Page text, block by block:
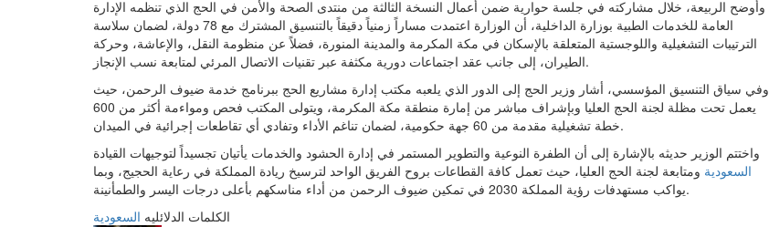
وأوضح الربيعة، خلال مشاركته في جلسة حوارية ضمن أعمال النسخة الثالثة من منتدى الصحة والأمن في الحج الذي تنظمه الإدارة
العامة للخدمات الطبية بوزارة الداخلية، أن الوزارة اعتمدت مساراً زمنياً دقيقاً بالتنسيق المشترك مع 78 دولة، لضمان سلاسة
الترتيبات التشغيلية واللوجستية المتعلقة بالإسكان في مكة المكرمة والمدينة المنورة، فضلاً عن منظومة النقل، والإعاشة، وحركة
الطيران، إلى جانب عقد اجتماعات دورية مكثفة عبر تقنيات الاتصال المرئي لمتابعة نسب الإنجاز.
وفي سياق التنسيق المؤسسي، أشار وزير الحج إلى الدور الذي يلعبه مكتب إدارة مشاريع الحج ببرنامج خدمة ضيوف الرحمن، حيث
يعمل تحت مظلة لجنة الحج العليا وبإشراف مباشر من إمارة منطقة مكة المكرمة، ويتولى المكتب فحص ومواءمة أكثر من 600
خطة تشغيلية مقدمة من 60 جهة حكومية، لضمان تناغم الأداء وتفادي أي تقاطعات إجرائية في الميدان.
واختتم الوزير حديثه بالإشارة إلى أن الطفرة النوعية والتطوير المستمر في إدارة الحشود والخدمات يأتيان تجسيداً لتوجيهات القيادة
السعودية ومتابعة لجنة الحج العليا، حيث تعمل كافة القطاعات بروح الفريق الواحد لترسيخ ريادة المملكة في رعاية الحجيج، وبما
يواكب مستهدفات رؤية المملكة 2030 في تمكين ضيوف الرحمن من أداء مناسكهم بأعلى درجات اليسر والطمأنينة.
الكلمات الدلائليه السعودية